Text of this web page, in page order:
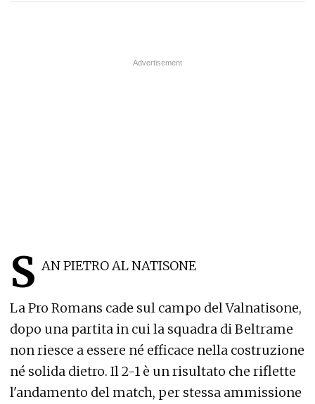
S AN PIETRO AL NATISONE
La Pro Romans cade sul campo del Valnatisone,
dopo una partita in cui la squadra di Beltrame
non riesce a essere né efficace nella costruzione
né solida dietro. Il 2-1 è un risultato che riflette
l'andamento del match, per stessa ammissione